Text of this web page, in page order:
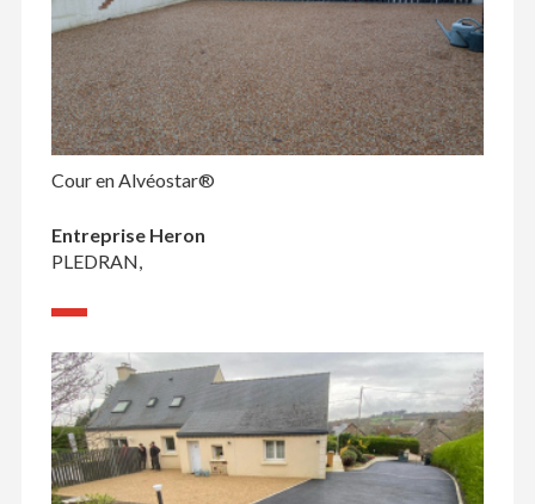
Cour en Alvéostar®
Entreprise Heron
PLEDRAN,